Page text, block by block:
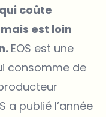
coûte
est loin
EOS est une
consomme de
a publié l’année